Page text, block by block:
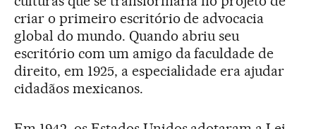
criar o primeiro escritório de advocacia
global do mundo. Quando abriu seu
escritório com um amigo da faculdade de
direito, em 1925, a especialidade era ajudar
cidadãos mexicanos.